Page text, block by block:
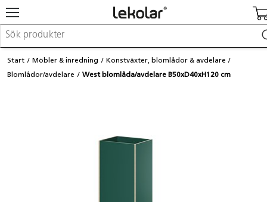
Möbler & inredning
Lekplatsutrustning & utemiljö
Start Möbler & inredning
Konstväxter, blomlådor & avdelare
Blomlådor/avdelare
West blomlåda/avdelare B50xD40xH120 cm